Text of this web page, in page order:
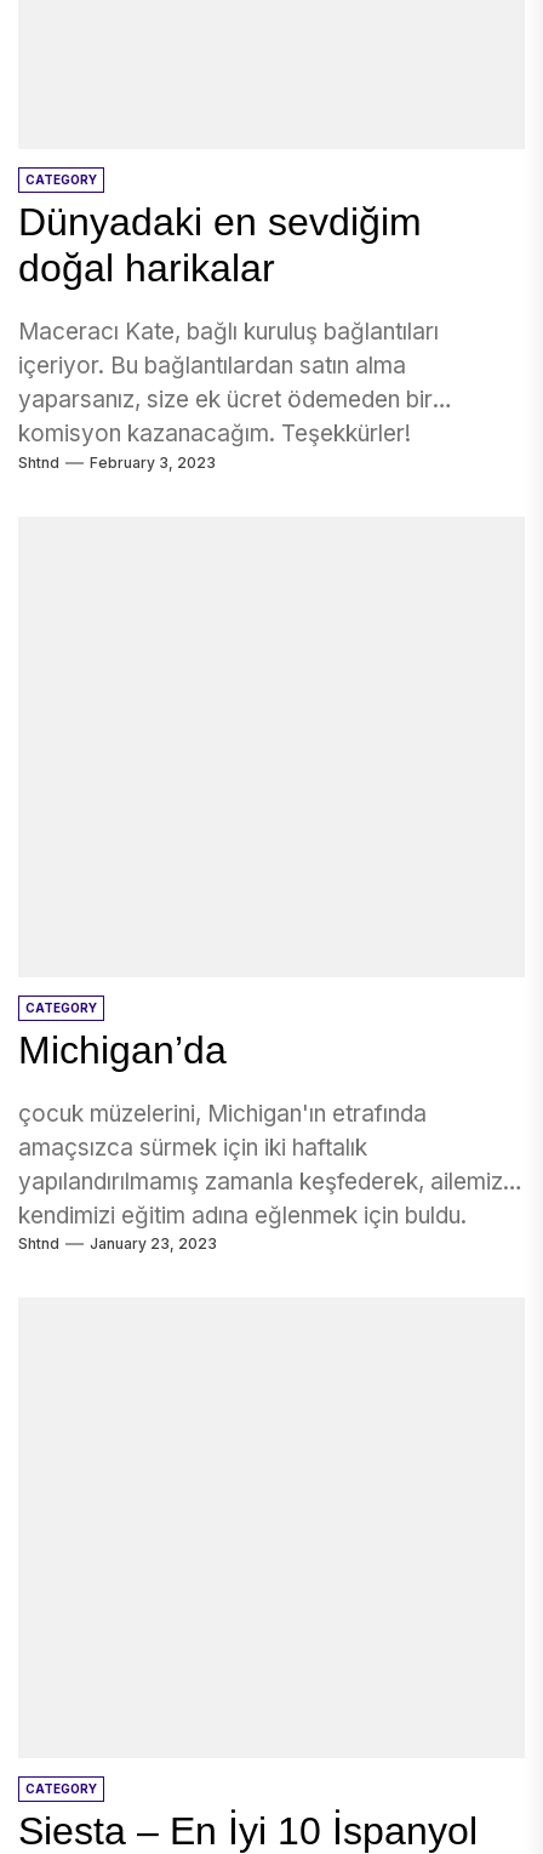
CATEGORY
Dünyadaki en sevdiğim
doğal harikalar
Maceracı Kate, bağlı kuruluş bağlantıları
içeriyor. Bu bağlantılardan satın alma
yaparsanız, size ek ücret ödemeden bir
komisyon kazanacağım. Teşekkürler!
Twitter'da...
Shtnd February 3, 2023
CATEGORY
Michigan’da
çocuk müzelerini, Michigan'ın etrafında
amaçsızca sürmek için iki haftalık
yapılandırılmamış zamanla keşfederek, ailemiz
kendimizi eğitim adına eğlenmek için buldu.
Çocuk...
Shtnd January 23, 2023
CATEGORY
Siesta – En İyi 10 İspanyol